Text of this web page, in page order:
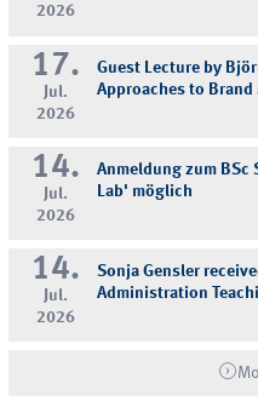
2026
17.
Jul.
2026
Guest Lecture by
Approaches to Brand
14.
Jul.
2026
Anmeldung zum
Lab' möglich
14.
Jul.
2026
Sonja Gensler
Administration